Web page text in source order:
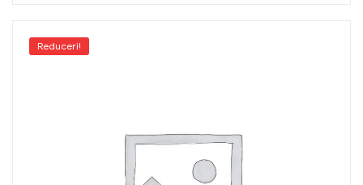
Reduceri!